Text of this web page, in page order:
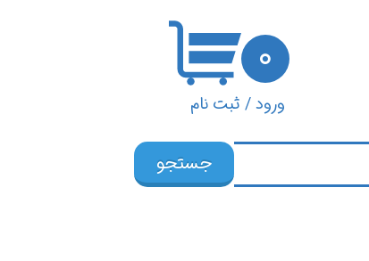
ورود/ ثبت نام
حساب کاربری من
تغییر گذر واژه
۰
جستجو